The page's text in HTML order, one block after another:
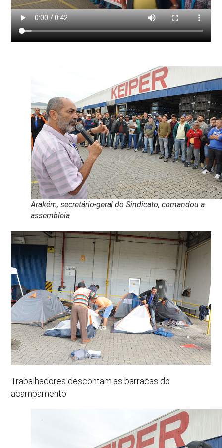
Arakém, secretário-geral do Sindicato, comandou a
assembleia
Trabalhadores descontam as barracas do
acampamento